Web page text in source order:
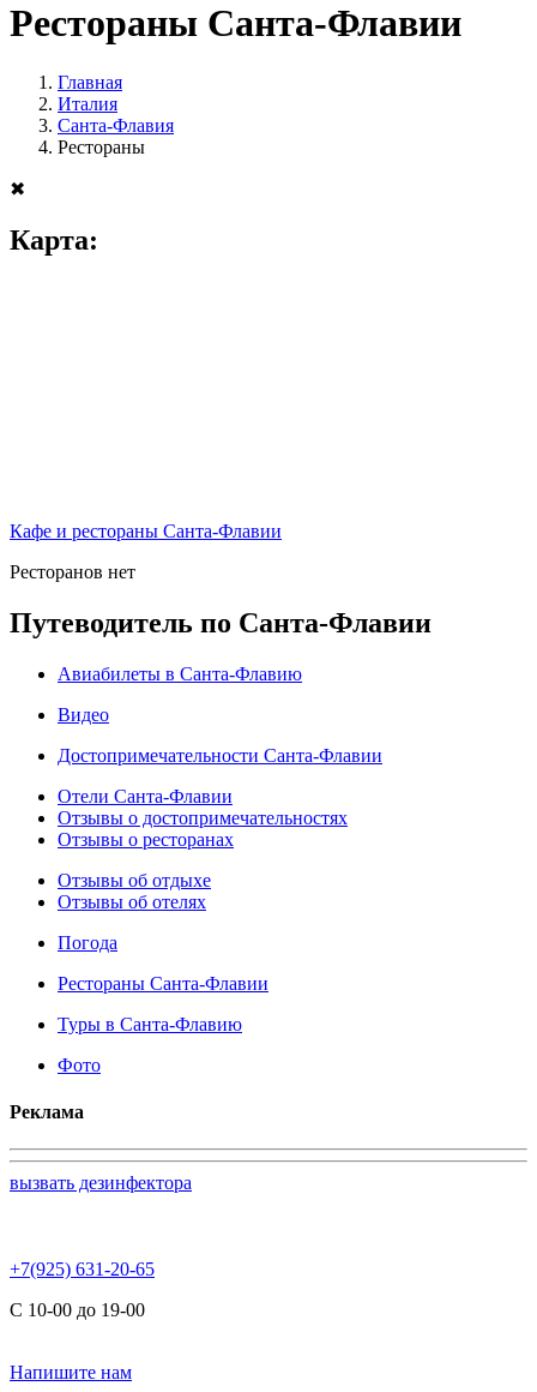
Рестораны Санта-Флавии
Главная
Италия
Санта-Флавия
Рестораны
✖
Карта:
Кафе и рестораны Санта-Флавии
Ресторанов нет
Путеводитель по Санта-Флавии
Авиабилеты в Санта-Флавию
Видео
Достопримечательности Санта-Флавии
Отели Санта-Флавии
Отзывы о достопримечательностях
Отзывы о ресторанах
Отзывы об отдыхе
Отзывы об отелях
Погода
Рестораны Санта-Флавии
Туры в Санта-Флавию
Фото
Реклама
вызвать дезинфектора
+7(925) 631-20-65
С 10-00 до 19-00
Напишите нам